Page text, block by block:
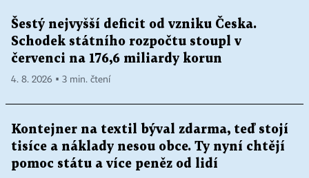
Šestý nejvyšší deficit od vzniku Česka.
Schodek státního rozpočtu stoupl v
červenci na 176,6 miliardy korun
4. 8. 2026 ▪ 3 min. čtení
Kontejner na textil býval zdarma, teď stojí
tisíce a náklady nesou obce. Ty nyní chtějí
pomoc státu a více peněz od lidí